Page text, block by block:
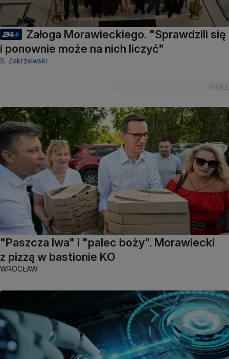
Załoga Morawieckiego. "Sprawdzili się
i ponownie może na nich liczyć"
S. Zakrzewski
"Paszcza lwa" i "palec boży". Morawiecki
z pizzą w bastionie KO
WROCŁAW